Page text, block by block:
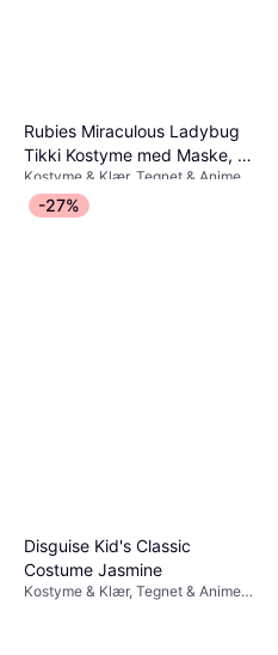
Rubies Miraculous Ladybug
Tikki Kostyme med Maske, 5-
6 år
Kostyme & Klær, Tegnet & Animert,
Film & TV, Superhelter &
Superskurker, Annen Film & TV
299 kr
9 butikker
-27%
Disguise Kid's Classic
Costume Jasmine
Kostyme & Klær, Tegnet & Animert,